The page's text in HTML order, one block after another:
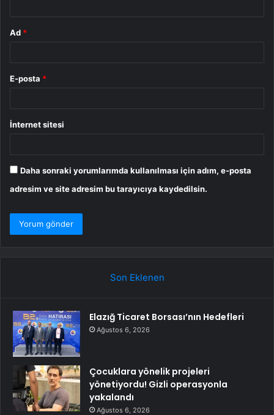
Ad *
E-posta *
İnternet sitesi
Daha sonraki yorumlarımda kullanılması için adım, e-posta
adresim ve site adresim bu tarayıcıya kaydedilsin.
Son Eklenen
Elazığ Ticaret Borsası’nın Hedefleri
Ağustos 6, 2026
Çocuklara yönelik projeleri
yönetiyordu! Gizli operasyonla
yakalandı
Ağustos 6, 2026